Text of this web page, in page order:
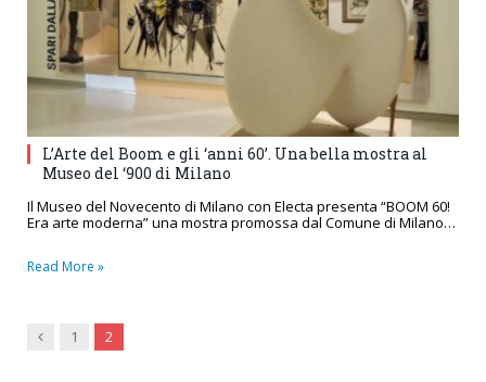
L’Arte del Boom e gli ‘anni 60’. Una bella mostra al
Museo del ‘900 di Milano
Il Museo del Novecento di Milano con Electa presenta “BOOM 60!
Era arte moderna” una mostra promossa dal Comune di Milano…
Read More »
Previous
1 2